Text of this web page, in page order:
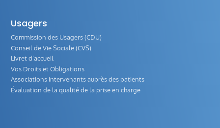
Usagers
Commission des Usagers (CDU)
Conseil de Vie Sociale (CVS)
Livret d’accueil
Vos Droits et Obligations
Associations intervenants auprès des patients
Évaluation de la qualité de la prise en charge